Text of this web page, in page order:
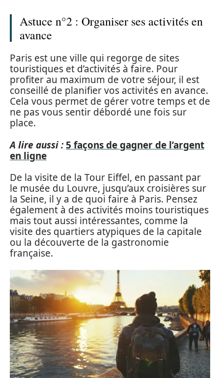
Astuce n°2 : Organiser ses activités en
avance
Paris est une ville qui regorge de sites
touristiques et d’activités à faire. Pour
profiter au maximum de votre séjour, il est
conseillé de planifier vos activités en avance.
Cela vous permet de gérer votre temps et de
ne pas vous sentir débordé une fois sur
place.
A lire aussi : 5 façons de gagner de l’argent
en ligne
De la visite de la Tour Eiffel, en passant par
le musée du Louvre, jusqu’aux croisières sur
la Seine, il y a de quoi faire à Paris. Pensez
également à des activités moins touristiques
mais tout aussi intéressantes, comme la
visite des quartiers atypiques de la capitale
ou la découverte de la gastronomie
française.